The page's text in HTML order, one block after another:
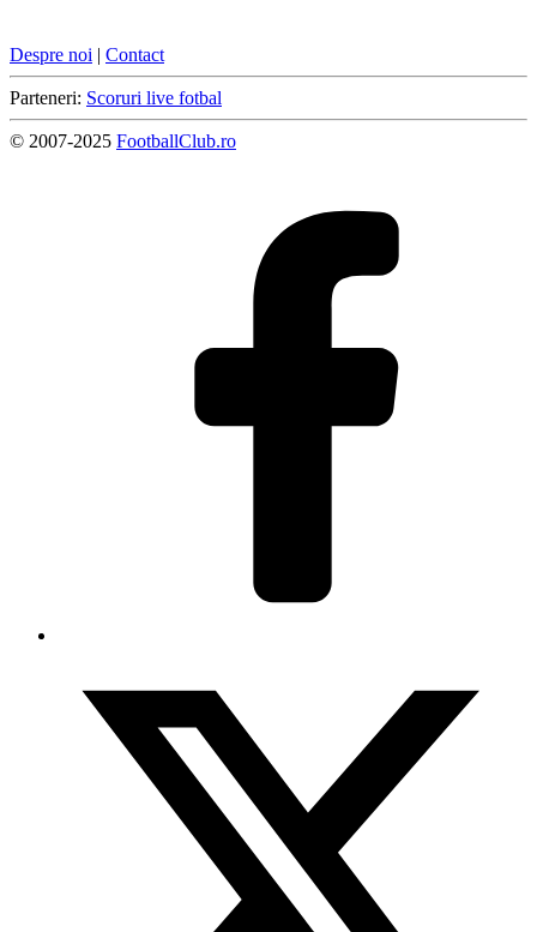
Despre noi | Contact
Parteneri: Scoruri live fotbal
© 2007-2025 FootballClub.ro